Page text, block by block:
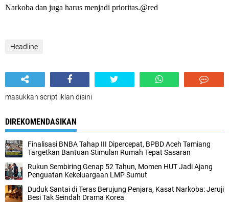
Narkoba dan juga harus menjadi prioritas.@red
Headline
masukkan script iklan disini
DIREKOMENDASIKAN
Finalisasi BNBA Tahap III Dipercepat, BPBD Aceh Tamiang
Targetkan Bantuan Stimulan Rumah Tepat Sasaran
Rukun Sembiring Genap 52 Tahun, Momen HUT Jadi Ajang
Penguatan Kekeluargaan LMP Sumut
Duduk Santai di Teras Berujung Penjara, Kasat Narkoba: Jeruji
Besi Tak Seindah Drama Korea